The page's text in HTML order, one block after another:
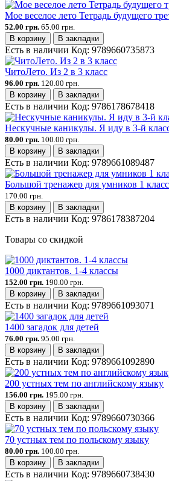
Мое веселое лето Тетрадь будущего
52.00 грн. 65.00 грн.
В корзину
В закладки
Есть в наличии Код: 9789660735873
ЧитоЛето. Из 2 в 3 класс
96.00 грн. 120.00 грн.
В корзину
В закладки
Есть в наличии Код: 9786178678418
Нескучные каникулы. Я иду в 3-й
80.00 грн. 100.00 грн.
В корзину
В закладки
Есть в наличии Код: 9789661089487
Большой тренажер для умников 1 класс
170.00 грн.
В корзину
В закладки
Есть в наличии Код: 9786178387204
Товары со скидкой
1000 диктантов. 1-4 классы
152.00 грн. 190.00 грн.
В корзину
В закладки
Есть в наличии Код: 9789661093071
1400 загадок для детей
76.00 грн. 95.00 грн.
В корзину
В закладки
Есть в наличии Код: 9789661092890
200 устных тем по английскому языку
156.00 грн. 195.00 грн.
В корзину
В закладки
Есть в наличии Код: 9789660730366
70 устных тем по польскому языку
80.00 грн. 100.00 грн.
В корзину
В закладки
Есть в наличии Код: 9789660738430